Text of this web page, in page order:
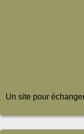
Un site pour